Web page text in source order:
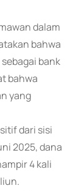
dalam
bahwa
bank
bahwa
yang
dari sisi
2025, dana
4 kali